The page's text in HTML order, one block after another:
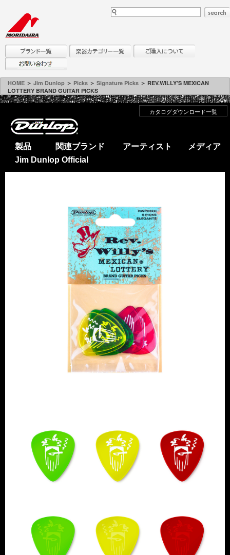
HOME ＞ Jim Dunlop ＞ Picks ＞ Signature Picks ＞ REV.WILLY’S MEXICAN
LOTTERY BRAND GUITAR PICKS
カタログダウンロード一覧
製品 関連ブランド アーティスト
メディア
Jim Dunlop Official